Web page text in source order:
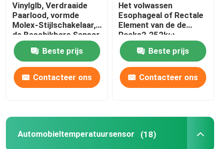
Contacteer ons
Nieuws
Gevallen
Vinylglb, Verdraaide
Paarlood, vormde
Molex-Stijlschakelaar,
de Beschikbare Sensor
van de het Algemene
Doel Medische
Temperatuur van
2.252K
Beste prijs
Contacteer ons
Het volwassen
Esophageal of Rectale
Element van de de
Reeks2.252kω
Thermistor van
Temperatuursondes
HF 401
Beste prijs
Contacteer ons
Automobieltemperatuursensor (18)